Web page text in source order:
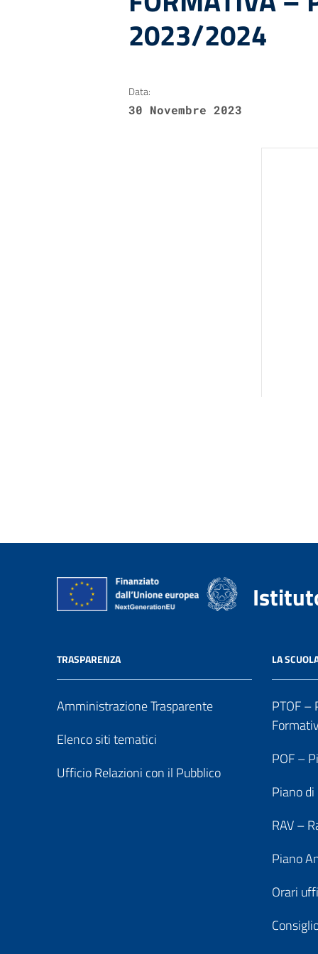
2023/2024
Data:
30 Novembre 2023
TRASPARENZA
Amministrazione Trasparente
Elenco siti tematici
Ufficio Relazioni con il Pubblico
LA
PTOF –
POF –
Piano
RAV –
Piano
Orari